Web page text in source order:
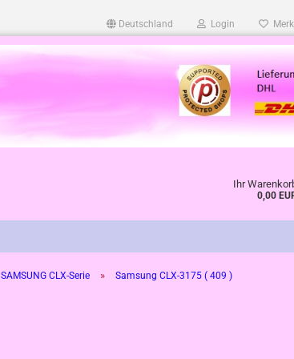
Deutschland Login
Ihr
0,00
SAMSUNG CLX-Serie » Samsung CLX-3175 ( 409 )